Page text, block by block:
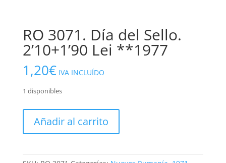
RO 3071. Día del Sello.
2’10+1’90 Lei **1977
1,20€ IVA INCLUÍDO
1 disponibles
3071.
Sello.
Añadir al carrito